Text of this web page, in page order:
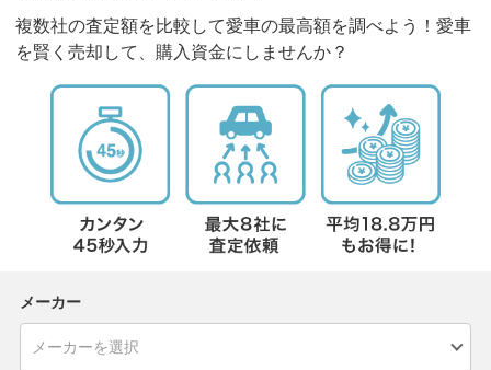
複数社の査定額を比較して愛車の最高額を調べよう！愛車
を賢く売却して、購入資金にしませんか？
メーカー